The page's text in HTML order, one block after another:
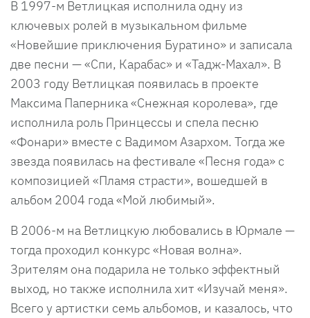
В 1997-м Ветлицкая исполнила одну из
ключевых ролей в музыкальном фильме
«Новейшие приключения Буратино» и записала
две песни — «Спи, Карабас» и «Тадж-Махал». В
2003 году Ветлицкая появилась в проекте
Максима Паперника «Снежная королева», где
исполнила роль Принцессы и спела песню
«Фонари» вместе с Вадимом Азархом. Тогда же
звезда появилась на фестивале «Песня года» с
композицией «Пламя страсти», вошедшей в
альбом 2004 года «Мой любимый».
В 2006-м на Ветлицкую любовались в Юрмале —
тогда проходил конкурс «Новая волна».
Зрителям она подарила не только эффектный
выход, но также исполнила хит «Изучай меня».
Всего у артистки семь альбомов, и казалось, что